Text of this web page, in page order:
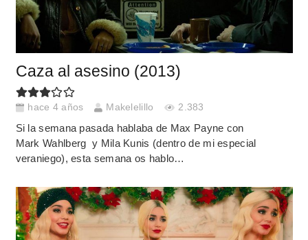
Caza al asesino (2013)
hace 4 años Makelelillo 2.383
Si la semana pasada hablaba de Max Payne con
Mark Wahlberg y Mila Kunis (dentro de mi especial
veraniego), esta semana os hablo…